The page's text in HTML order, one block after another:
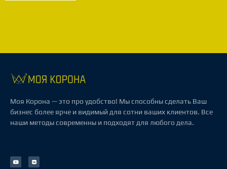
Моя Корона — это про удобство! Мы способны сделать Ваш
бизнес более ярче и видимый для сотни ваших клиентов. Все
наши методы современны и подходят для любого дела.